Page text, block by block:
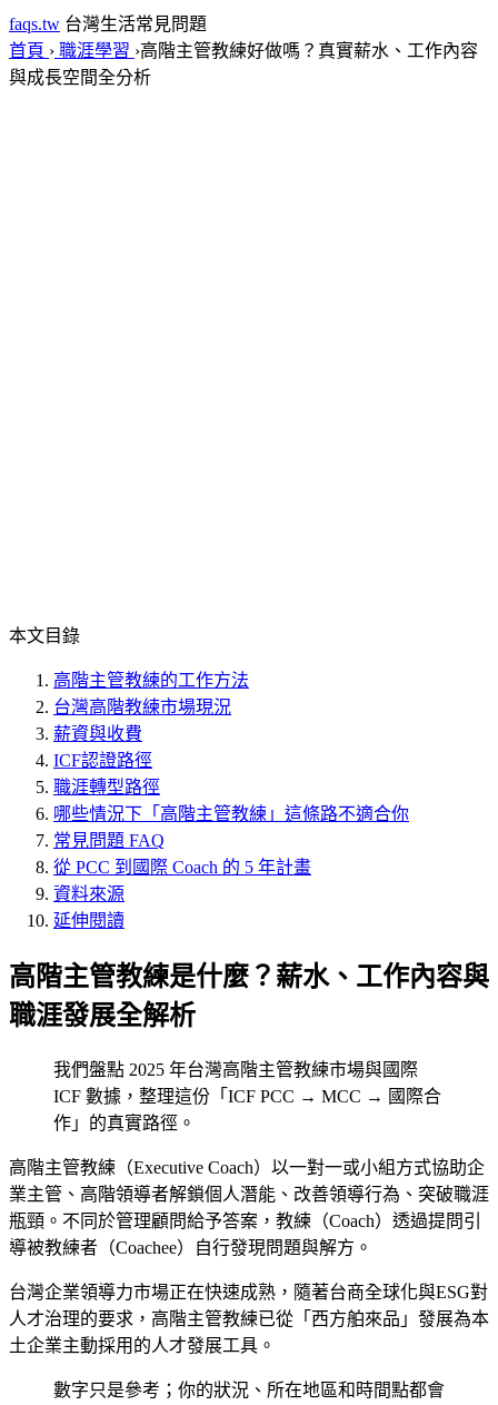
faqs.tw 台灣生活常見問題
首頁 › 職涯學習 ›高階主管教練好做嗎？真實薪水、工作內容
與成長空間全分析
本文目錄
高階主管教練的工作方法
台灣高階教練市場現況
薪資與收費
ICF認證路徑
職涯轉型路徑
哪些情況下「高階主管教練」這條路不適合你
常見問題 FAQ
從 PCC 到國際 Coach 的 5 年計畫
資料來源
延伸閱讀
高階主管教練是什麼？薪水、工作內容與
職涯發展全解析
我們盤點 2025 年台灣高階主管教練市場與國際
ICF 數據，整理這份「ICF PCC → MCC → 國際合
作」的真實路徑。
高階主管教練（Executive Coach）以一對一或小組方式協助企
業主管、高階領導者解鎖個人潛能、改善領導行為、突破職涯
瓶頸。不同於管理顧問給予答案，教練（Coach）透過提問引
導被教練者（Coachee）自行發現問題與解方。
台灣企業領導力市場正在快速成熟，隨著台商全球化與ESG對
人才治理的要求，高階主管教練已從「西方舶來品」發展為本
土企業主動採用的人才發展工具。
數字只是參考；你的狀況、所在地區和時間點都會